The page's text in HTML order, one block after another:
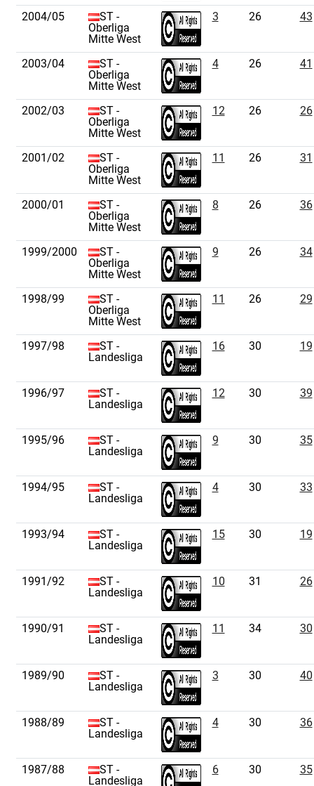
2004/05
ST -
Oberliga
Mitte West
3 26 43
2003/04
ST -
Oberliga
Mitte West
4 26 41
2002/03
ST -
Oberliga
Mitte West
12 26 26
2001/02
ST -
Oberliga
Mitte West
11 26 31
2000/01
ST -
Oberliga
Mitte West
8 26 36
1999/2000
ST -
Oberliga
Mitte West
9 26 34
1998/99
ST -
Oberliga
Mitte West
11 26 29
1997/98
ST -
Landesliga
16 30 19
1996/97
ST -
Landesliga
12 30 39
1995/96
ST -
Landesliga
9 30 35
1994/95
ST -
Landesliga
4 30 33
1993/94
ST -
Landesliga
15 30 19
1991/92
ST -
Landesliga
10 31 26
1990/91
ST -
Landesliga
11 34 30
1989/90
ST -
Landesliga
3 30 40
1988/89
ST -
Landesliga
4 30 36
1987/88
ST -
Landesliga
6 30 35